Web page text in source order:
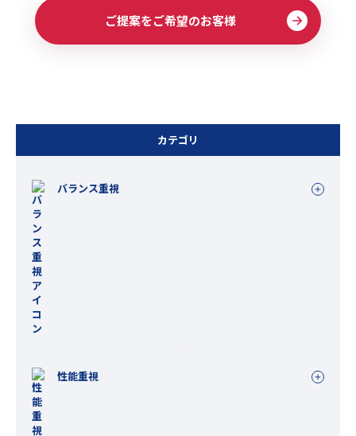
カテゴリ
バランス重視
性能重視
ご提案をご希望のお客様